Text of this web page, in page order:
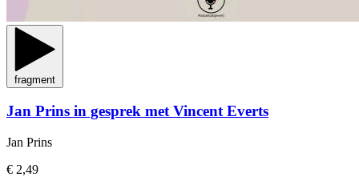
fragment
Jan Prins in gesprek met Vincent Everts
Jan Prins
€ 2,49